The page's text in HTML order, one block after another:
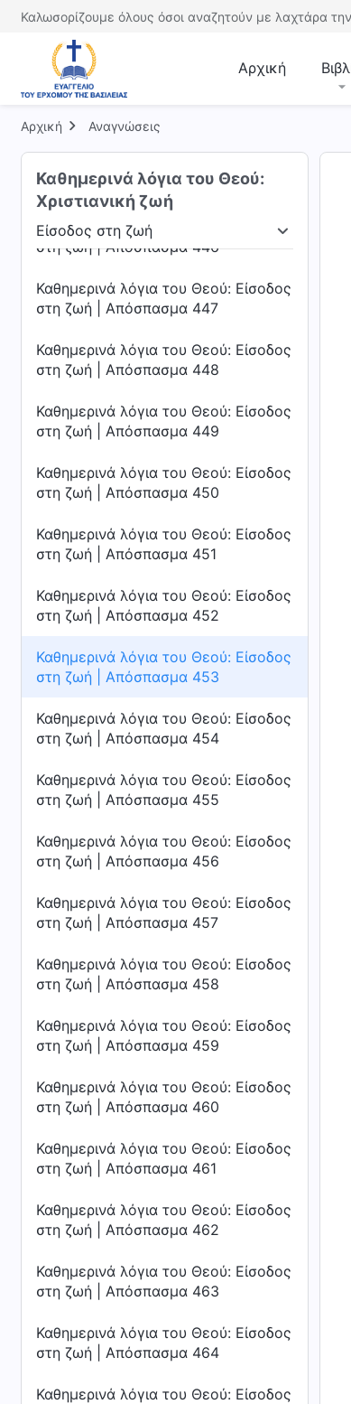
Καλωσορίζουμε όλους όσοι αναζητούν με λαχτάρα
Αρχική
Αρχική Αναγνώσεις
Καθημερινά λόγια του Θεού:
Χριστιανική ζωή
Είσοδος στη ζωή
Είσοδος στη ζωή Προορισμοί
Καθημερινά λόγια του Θεού: Είσοδος
στη ζωή | Απόσπασμα 443
στη ζωή | Απόσπασμα 444
στη ζωή | Απόσπασμα 445
Καθημερινά λόγια του Θεού: Είσοδος
στη ζωή | Απόσπασμα 446
Καθημερινά λόγια του Θεού: Είσοδος
στη ζωή | Απόσπασμα 447
Καθημερινά λόγια του Θεού: Είσοδος
στη ζωή | Απόσπασμα 448
Καθημερινά λόγια του Θεού: Είσοδος
στη ζωή | Απόσπασμα 449
Καθημερινά λόγια του Θεού: Είσοδος
στη ζωή | Απόσπασμα 450
Καθημερινά λόγια του Θεού: Είσοδος
στη ζωή | Απόσπασμα 451
Καθημερινά λόγια του Θεού: Είσοδος
στη ζωή | Απόσπασμα 452
Καθημερινά λόγια του Θεού: Είσοδος
στη ζωή | Απόσπασμα 453
Καθημερινά λόγια του Θεού: Είσοδος
στη ζωή | Απόσπασμα 454
Καθημερινά λόγια του Θεού: Είσοδος
στη ζωή | Απόσπασμα 455
Καθημερινά λόγια του Θεού: Είσοδος
στη ζωή | Απόσπασμα 456
Καθημερινά λόγια του Θεού: Είσοδος
στη ζωή | Απόσπασμα 457
Καθημερινά λόγια του Θεού: Είσοδος
στη ζωή | Απόσπασμα 458
Καθημερινά λόγια του Θεού: Είσοδος
στη ζωή | Απόσπασμα 459
Καθημερινά λόγια του Θεού: Είσοδος
στη ζωή | Απόσπασμα 460
Καθημερινά λόγια του Θεού: Είσοδος
στη ζωή | Απόσπασμα 461
Καθημερινά λόγια του Θεού: Είσοδος
στη ζωή | Απόσπασμα 462
Καθημερινά λόγια του Θεού: Είσοδος
στη ζωή | Απόσπασμα 463
Καθημερινά λόγια του Θεού: Είσοδος
στη ζωή | Απόσπασμα 464
Καθημερινά λόγια του Θεού: Είσοδος